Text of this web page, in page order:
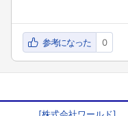
参考になった 0